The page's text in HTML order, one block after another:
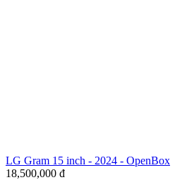
LG Gram 15 inch - 2024 - OpenBox
18,500,000 đ